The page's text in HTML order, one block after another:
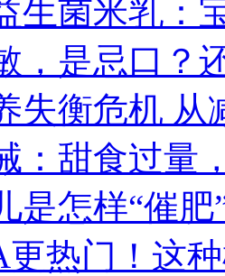
生菌米乳：
，是忌口？
失衡危机 从
：甜食过量
是怎样“催
更热门！这